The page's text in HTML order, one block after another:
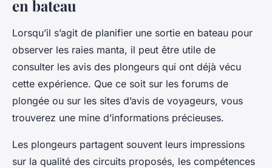
en bateau
Lorsqu’il s’agit de planifier une sortie en bateau pour
observer les raies manta, il peut être utile de
consulter les avis des plongeurs qui ont déjà vécu
cette expérience. Que ce soit sur les forums de
plongée ou sur les sites d’avis de voyageurs, vous
trouverez une mine d’informations précieuses.
Les plongeurs partagent souvent leurs impressions
sur la qualité des circuits proposés, les compétences